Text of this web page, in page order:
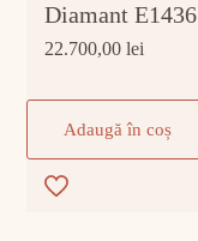
Diamant E1436
22.700,00lei
Adaugă în coș